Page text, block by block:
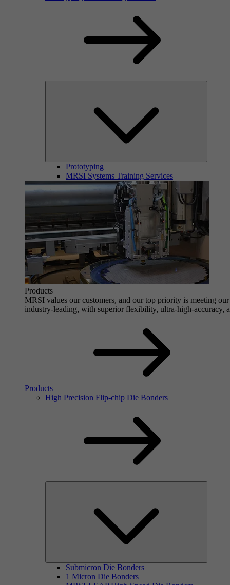
Prototyping
MRSI Systems Training Services
Products
MRSI values our customers, and our top priority is meeting
industry-leading, with superior flexibility, ultra-high-accuracy,
Products
High Precision Flip-chip Die Bonders
Submicron Die Bonders
1 Micron Die Bonders